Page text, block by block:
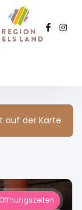
auf der Karte